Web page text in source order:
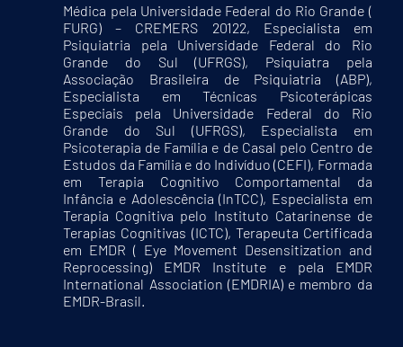
Médica pela Universidade Federal do Rio Grande (
FURG) – CREMERS 20122, Especialista em
Psiquiatria pela Universidade Federal do Rio
Grande do Sul (UFRGS), Psiquiatra pela
Associação Brasileira de Psiquiatria (ABP),
Especialista em Técnicas Psicoterápicas
Especiais pela Universidade Federal do Rio
Grande do Sul (UFRGS), Especialista em
Psicoterapia de Família e de Casal pelo Centro de
Estudos da Família e do Indivíduo (CEFI), Formada
em Terapia Cognitivo Comportamental da
Infância e Adolescência (InTCC), Especialista em
Terapia Cognitiva pelo Instituto Catarinense de
Terapias Cognitivas (ICTC), Terapeuta Certificada
em EMDR ( Eye Movement Desensitization and
Reprocessing) EMDR Institute e pela EMDR
International Association (EMDRIA) e membro da
EMDR-Brasil.